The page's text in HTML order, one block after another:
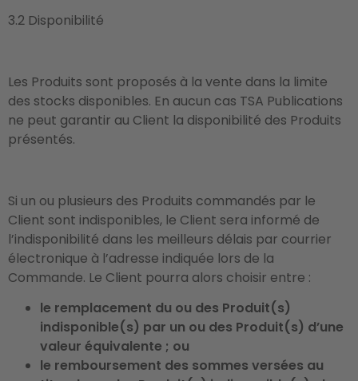
3.2 Disponibilité
Les Produits sont proposés à la vente dans la limite
des stocks disponibles. En aucun cas TSA Publications
ne peut garantir au Client la disponibilité des Produits
présentés.
Si un ou plusieurs des Produits commandés par le
Client sont indisponibles, le Client sera informé de
l’indisponibilité dans les meilleurs délais par courrier
électronique à l’adresse indiquée lors de la
Commande. Le Client pourra alors choisir entre :
le remplacement du ou des Produit(s)
indisponible(s) par un ou des Produit(s) d’une
valeur équivalente ; ou
le remboursement des sommes versées au